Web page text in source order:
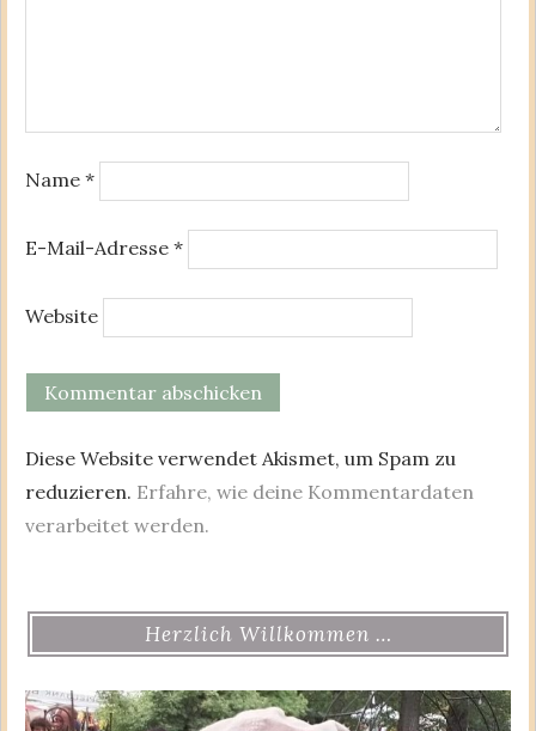
Name *
E-Mail-Adresse *
Website
Diese Website verwendet Akismet, um Spam zu
reduzieren. Erfahre, wie deine Kommentardaten
verarbeitet werden.
Herzlich Willkommen …